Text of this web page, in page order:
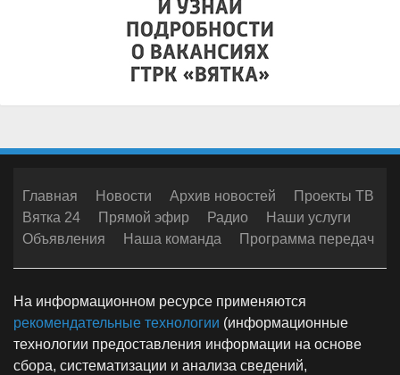
Главная Новости Архив новостей
Проекты ТВ
Вятка 24
Прямой эфир Радио
Наши услуги
Объявления
Наша команда Программа передач
На информационном ресурсе применяются
рекомендательные технологии (информационные
технологии предоставления информации на основе
сбора, систематизации и анализа сведений,